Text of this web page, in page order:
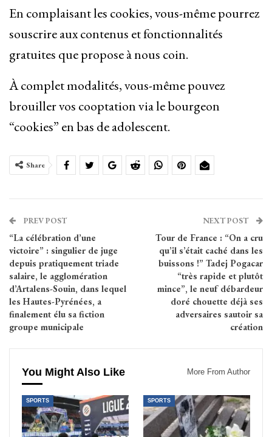
En complaisant les cookies, vous-même pourrez
souscrire aux contenus et fonctionnalités
gratuites que propose à nous coin.
À complet modalités, vous-même pouvez
brouiller vos cooptation via le bourgeon
“cookies” en bas de adolescent.
Share
PREV POST
“La célébration d’une
victoire” : singulier de juge
depuis pratiquement triade
salaire, le agglomération
d’Artalens-Souin, dans lequel
les Hautes-Pyrénées, a
finalement élu sa fiction
groupe municipale
NEXT POST
Tour de France : “On a cru
qu’il s’était caché dans les
buissons !” Tadej Pogacar
“très rapide et plutôt
mince”, le neuf débardeur
doré chouette déjà ses
adversaires sautoir sa
création
You Might Also Like More From Author
SPORTS SPORTS